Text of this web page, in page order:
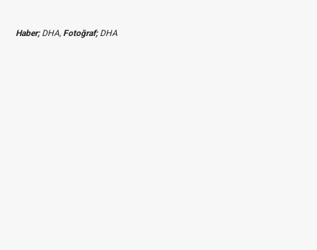
Haber;DHA, Fotoğraf;DHA